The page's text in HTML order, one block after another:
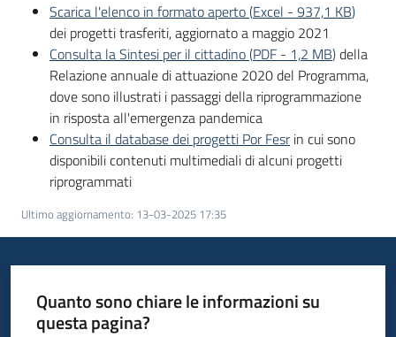
Scarica l'elenco in formato aperto(Excel - 937,1 KB)
dei progetti trasferiti, aggiornato a maggio 2021
Consulta la Sintesi per il cittadino(PDF - 1,2 MB)della
Relazione annuale di attuazione 2020 del Programma,
dove sono illustrati i passaggi della riprogrammazione
in risposta all'emergenza pandemica
Consulta il database dei progetti Por Fesrin cui sono
disponibili contenuti multimediali di alcuni progetti
riprogrammati
Ultimo aggiornamento: 13-03-2025 17:35
Quanto sono chiare le informazioni su
questa pagina?